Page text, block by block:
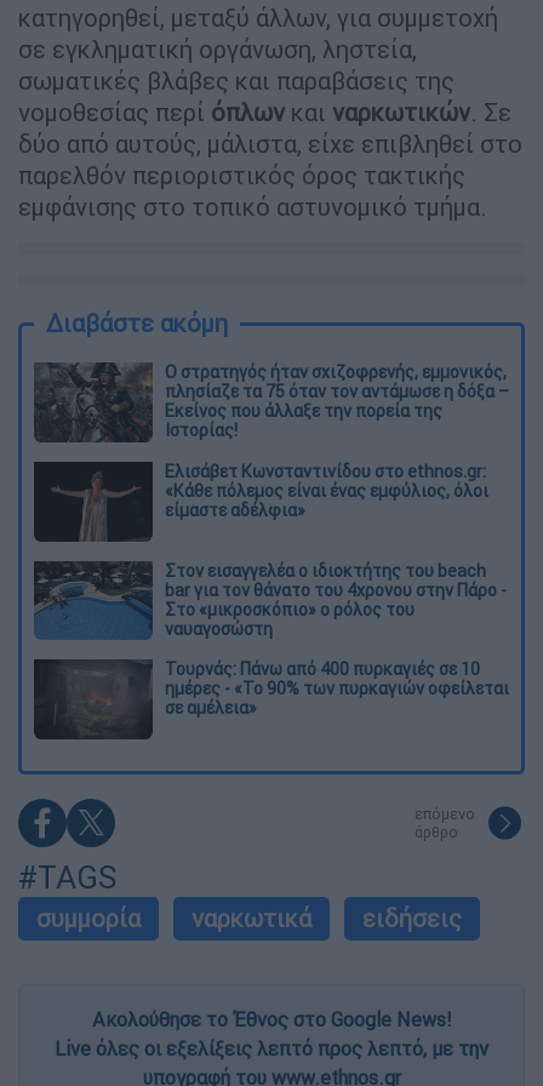
κατηγορηθεί, μεταξύ άλλων, για συμμετοχή
σε εγκληματική οργάνωση, ληστεία,
σωματικές βλάβες και παραβάσεις της
νομοθεσίας περί όπλων και ναρκωτικών. Σε
δύο από αυτούς, μάλιστα, είχε επιβληθεί στο
παρελθόν περιοριστικός όρος τακτικής
εμφάνισης στο τοπικό αστυνομικό τμήμα.
Διαβάστε ακόμη
O στρατηγός ήταν σχιζοφρενής, εμμονικός,
πλησίαζε τα 75 όταν τον αντάμωσε η δόξα –
Εκείνος που άλλαξε την πορεία της
Ιστορίας!
Ελισάβετ Κωνσταντινίδου στο ethnos.gr:
«Κάθε πόλεμος είναι ένας εμφύλιος, όλοι
είμαστε αδέλφια»
Στον εισαγγελέα ο ιδιοκτήτης του beach
bar για τον θάνατο του 4χρονου στην Πάρο -
Στο «μικροσκόπιο» ο ρόλος του
ναυαγοσώστη
Τουρνάς: Πάνω από 400 πυρκαγιές σε 10
ημέρες - «Το 90% των πυρκαγιών οφείλεται
σε αμέλεια»
επόμενο
άρθρο
#TAGS
συμμορία ναρκωτικά ειδήσεις
Ακολούθησε το Έθνος στο Google News!
Live όλες οι εξελίξεις λεπτό προς λεπτό, με την
υπογραφή του www.ethnos.gr